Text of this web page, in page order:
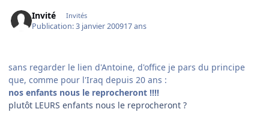
Invité Invités
Publication:3 janvier 200917 ans
sans regarder le lien d'Antoine, d'office je pars du principe
que, comme pour l'Iraq depuis 20 ans :
nos enfants nous le reprocheront !!!!
plutôt LEURS enfants nous le reprocheront ?